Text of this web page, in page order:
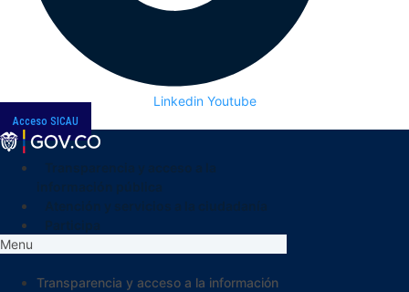
Linkedin Youtube
Acceso SICAU
Menu
Transparencia y acceso a la información